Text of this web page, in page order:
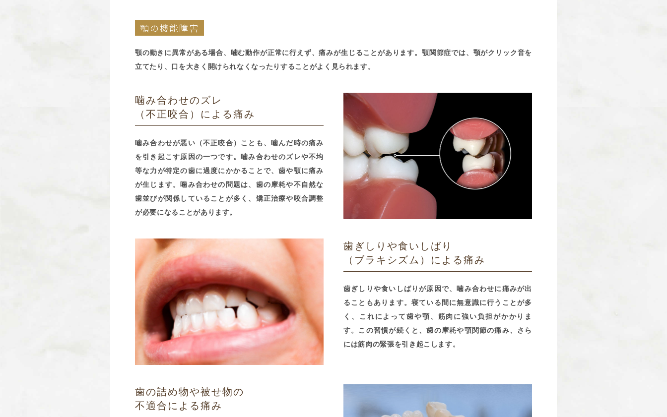
顎の機能障害
顎の動きに異常がある場合、噛む動作が正常に行えず、痛みが生じることがあります。顎関節症では、顎がクリック音を
立てたり、口を大きく開けられなくなったりすることがよく見られます。
噛み合わせのズレ
（不正咬合）による痛み
噛み合わせが悪い（不正咬合）ことも、噛んだ時の痛み
を引き起こす原因の一つです。噛み合わせのズレや不均
等な力が特定の歯に過度にかかることで、歯や顎に痛み
が生じます。噛み合わせの問題は、歯の摩耗や不自然な
歯並びが関係していることが多く、矯正治療や咬合調整
が必要になることがあります。
歯ぎしりや食いしばり
（ブラキシズム）による痛み
歯ぎしりや食いしばりが原因で、噛み合わせに痛みが出
ることもあります。寝ている間に無意識に行うことが多
く、これによって歯や顎、筋肉に強い負担がかかりま
す。この習慣が続くと、歯の摩耗や顎関節の痛み、さら
には筋肉の緊張を引き起こします。
歯の詰め物や被せ物の
不適合による痛み